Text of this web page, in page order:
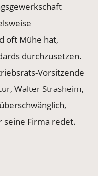
oft Mühe hat,
durchzusetzen.
Vorsitzende
Walter Strasheim,
seine Firma redet.